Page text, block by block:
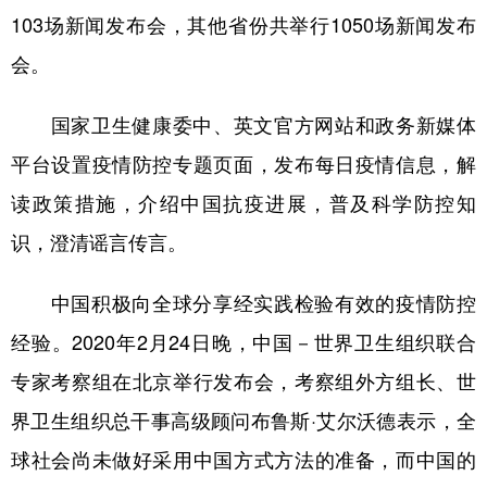
103场新闻发布会，其他省份共举行1050场新闻发布
会。
国家卫生健康委中、英文官方网站和政务新媒体
平台设置疫情防控专题页面，发布每日疫情信息，解
读政策措施，介绍中国抗疫进展，普及科学防控知
识，澄清谣言传言。
中国积极向全球分享经实践检验有效的疫情防控
经验。2020年2月24日晚，中国－世界卫生组织联合
专家考察组在北京举行发布会，考察组外方组长、世
界卫生组织总干事高级顾问布鲁斯·艾尔沃德表示，全
球社会尚未做好采用中国方式方法的准备，而中国的